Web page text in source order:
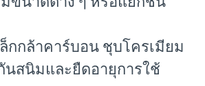
กกล้าคาร์บอน ชุบโครเมียม
สนิมและยืดอายุการใช้